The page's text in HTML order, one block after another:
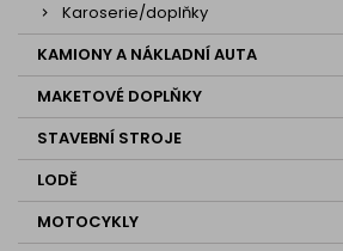
Karoserie/doplňky
KAMIONY A NÁKLADNÍ AUTA
MAKETOVÉ DOPLŇKY
STAVEBNÍ STROJE
LODĚ
MOTOCYKLY